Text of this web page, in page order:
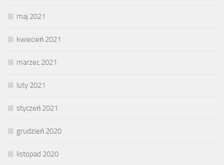
maj 2021
kwiecień 2021
marzec 2021
luty 2021
styczeń 2021
grudzień 2020
listopad 2020